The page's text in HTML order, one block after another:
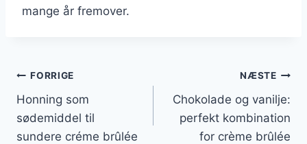
mange år fremover.
Indlægsnavigation
FORRIGE
Honning som
sødemiddel til
sundere créme brûlée
NÆSTE
Chokolade og vanilje:
perfekt kombination
for crème brûlée